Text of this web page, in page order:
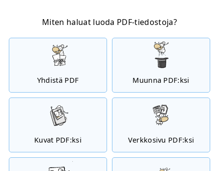
Miten haluat luoda PDF-tiedostoja?
Yhdistä PDF Muunna PDF:ksi
Kuvat PDF:ksi Verkkosivu PDF:ksi